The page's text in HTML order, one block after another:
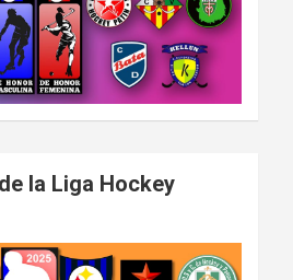
la Liga Hockey